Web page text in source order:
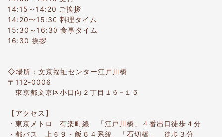
14:15～14:20 ご挨拶
14:20〜15:30 料理タイム
15:30～16:30 食事タイム
16:30 挨拶
◇場所：文京福祉センター江戸川橋
〒112-0006
東京都文京区小日向２丁目１６−１５
【アクセス】
・東京メトロ 有楽町線 「江戸川橋」４番出口徒歩４分
・都バス 上６９・飯６４系統 「石切橋」 徒歩３分